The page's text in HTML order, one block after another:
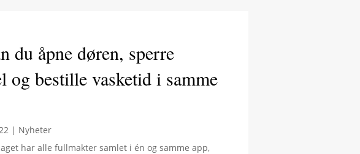
du åpne døren, sperre
og bestille vasketid i samme
| Nyheter
har alle fullmakter samlet i én og samme app,